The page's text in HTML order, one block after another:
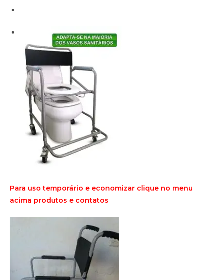
Para uso temporário e economizar clique no menu
acima produtos e contatos